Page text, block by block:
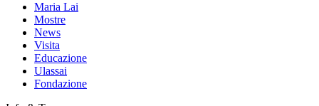
Maria Lai
Mostre
News
Visita
Educazione
Ulassai
Fondazione